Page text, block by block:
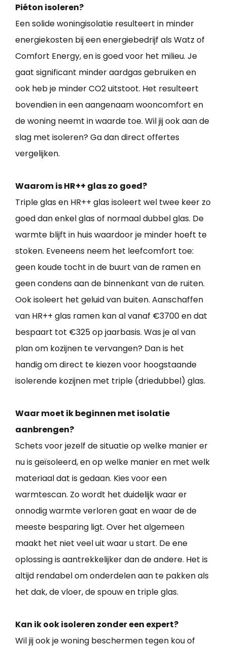
Piéton isoleren?
Een solide woningisolatie resulteert in minder
energiekosten bij een energiebedrijf als Watz of
Comfort Energy, en is goed voor het milieu. Je
gaat significant minder aardgas gebruiken en
ook heb je minder CO2 uitstoot. Het resulteert
bovendien in een aangenaam wooncomfort en
de woning neemt in waarde toe. Wil jij ook aan de
slag met isoleren? Ga dan direct offertes
vergelijken.
Waarom is HR++ glas zo goed?
Triple glas en HR++ glas isoleert wel twee keer zo
goed dan enkel glas of normaal dubbel glas. De
warmte blijft in huis waardoor je minder hoeft te
stoken. Eveneens neem het leefcomfort toe:
geen koude tocht in de buurt van de ramen en
geen condens aan de binnenkant van de ruiten.
Ook isoleert het geluid van buiten. Aanschaffen
van HR++ glas ramen kan al vanaf €3700 en dat
bespaart tot €325 op jaarbasis. Was je al van
plan om kozijnen te vervangen? Dan is het
handig om direct te kiezen voor hoogstaande
isolerende kozijnen met triple (driedubbel) glas.
Waar moet ik beginnen met isolatie
aanbrengen?
Schets voor jezelf de situatie op welke manier er
nu is geïsoleerd, en op welke manier en met welk
materiaal dat is gedaan. Kies voor een
warmtescan. Zo wordt het duidelijk waar er
onnodig warmte verloren gaat en waar de de
meeste besparing ligt. Over het algemeen
maakt het niet veel uit waar u start. De ene
oplossing is aantrekkelijker dan de andere. Het is
altijd rendabel om onderdelen aan te pakken als
het dak, de vloer, de spouw en triple glas.
Kan ik ook isoleren zonder een expert?
Wil jij ook je woning beschermen tegen kou of